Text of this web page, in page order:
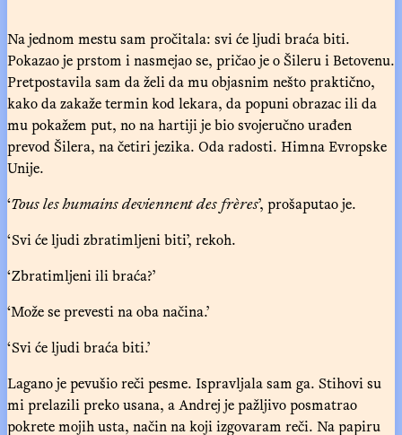
Na jednom mestu sam pročitala: svi će ljudi braća biti.
Pokazao je prstom i nasmejao se, pričao je o Šileru i Betovenu.
Pretpostavila sam da želi da mu objasnim nešto praktično,
kako da zakaže termin kod lekara, da popuni obrazac ili da
mu pokažem put, no na hartiji je bio svojeručno urađen
prevod Šilera, na četiri jezika. Oda radosti. Himna Evropske
Unije.
‘Tous les humains deviennent des frères’, prošaputao je.
‘Svi će ljudi zbratimljeni biti’, rekoh.
‘Zbratimljeni ili braća?’
‘Može se prevesti na oba načina.’
‘Svi će ljudi braća biti.’
Lagano je pevušio reči pesme. Ispravljala sam ga. Stihovi su
mi prelazili preko usana, a Andrej je pažljivo posmatrao
pokrete mojih usta, način na koji izgovaram reči. Na papiru